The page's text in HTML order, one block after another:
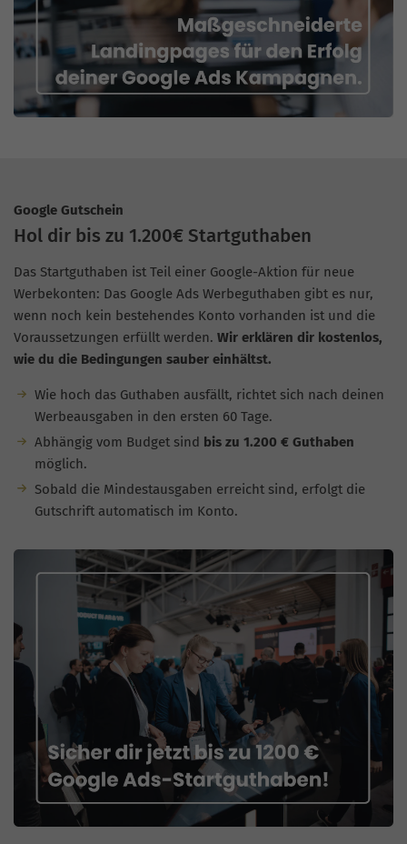
Google Gutschein
Hol dir bis zu 1.200€ Startguthaben
Das Startguthaben ist Teil einer Google-Aktion für neue
Werbekonten: Das Google Ads Werbeguthaben gibt es nur,
wenn noch kein bestehendes Konto vorhanden ist und die
Voraussetzungen erfüllt werden. Wir erklären dir kostenlos,
wie du die Bedingungen sauber einhältst.
Wie hoch das Guthaben ausfällt, richtet sich nach deinen
Werbeausgaben in den ersten 60 Tage.
Abhängig vom Budget sind bis zu 1.200 € Guthaben
möglich.
Sobald die Mindestausgaben erreicht sind, erfolgt die
Gutschrift automatisch im Konto.